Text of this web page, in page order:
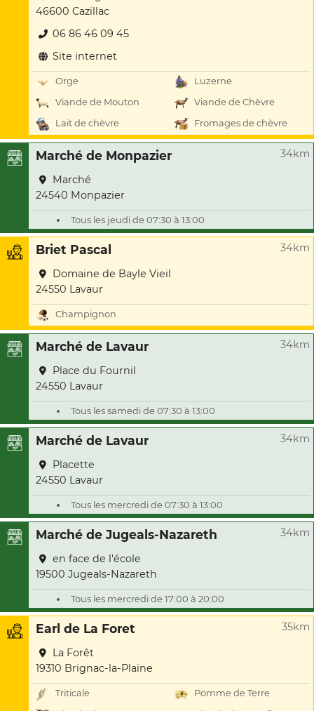
46600 Cazillac
06 86 46 09 45
Site internet
Orge
Luzerne
Viande de Mouton
Viande de Chèvre
Lait de chèvre
Fromages de chèvre
Marché de Monpazier 34km
Marché
24540 Monpazier
Tous les jeudi de 07:30 à 13:00
Briet Pascal 34km
Domaine de Bayle Vieil
24550 Lavaur
Champignon
Marché de Lavaur 34km
Place du Fournil
24550 Lavaur
Tous les samedi de 07:30 à 13:00
Marché de Lavaur 34km
Placette
24550 Lavaur
Tous les mercredi de 07:30 à 13:00
Marché de Jugeals-Nazareth 34km
en face de l'école
19500 Jugeals-Nazareth
Tous les mercredi de 17:00 à 20:00
Earl de La Foret 35km
La Forêt
19310 Brignac-la-Plaine
Triticale
Pomme de Terre